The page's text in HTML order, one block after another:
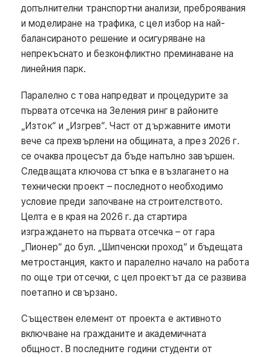
допълнителни транспортни анализи, преброявания
и моделиране на трафика, с цел избор на най-
балансираното решение и осигуряване на
непрекъснато и безконфликтно преминаване на
линейния парк.
Паралелно с това напредват и процедурите за
първата отсечка на Зеления ринг в районите
„Изток“ и „Изгрев“. Част от държавните имоти
вече са прехвърлени на общината, а през 2026 г.
се очаква процесът да бъде напълно завършен.
Следващата ключова стъпка е възлагането на
технически проект – последното необходимо
условие преди започване на строителството.
Целта е в края на 2026 г. да стартира
изграждането на първата отсечка – от гара
„Пионер“ до бул. „Шипченски проход“ и бъдещата
метростанция, както и паралелно начало на работа
по още три отсечки, с цел проектът да се развива
поетапно и свързано.
Съществен елемент от проекта е активното
включване на гражданите и академичната
общност. В последните години студенти от